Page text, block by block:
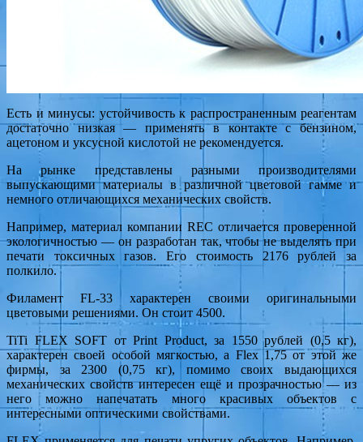
Есть и минусы: устойчивость к распространенным реагентам
достаточно низкая — применять в контакте с бензином,
ацетоном и уксусной кислотой не рекомендуется.
На рынке представлены разными производителями
выпускающими материалы в различной цветовой гамме и
немного отличающихся механических свойств.
Например, материал компании REC отличается проверенной
экологичностью — он разработан так, чтобы не выделять при
печати токсичных газов. Его стоимость 2176 рублей за
полкило.
Филамент FL-33 характерен своими оригинальными
цветовыми решениями. Он стоит 4500.
TiTi FLEX SOFT от Print Product, за 1550 рублей (0,5 кг),
характерен своей особой мягкостью, а Flex 1,75 от этой же
фирмы, за 2300 (0,75 кг), помимо своих выдающихся
механических свойств интересен ещё и прозрачностью — из
него можно напечатать много красивых объектов с
интересными оптическими свойствами.